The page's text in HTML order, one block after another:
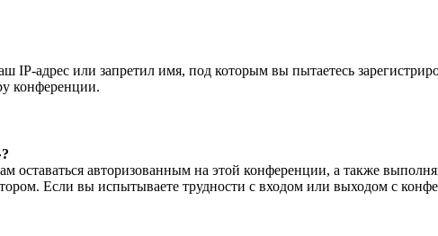
IP-адрес или запретил имя, под которым вы пытаетесь
конференции.
оставаться авторизованным на этой конференции, а также
Если вы испытываете трудности с входом или выходом с